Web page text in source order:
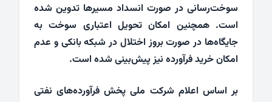
سوخت‌رسانی در صورت انسداد مسیرها تدوین شده
است. همچنین امکان تحویل اعتباری سوخت به
جایگاه‌ها در صورت بروز اختلال در شبکه بانکی و عدم
امکان خرید فرآورده نیز پیش‌بینی شده است.
بر اساس اعلام شرکت ملی پخش فرآورده‌های نفتی